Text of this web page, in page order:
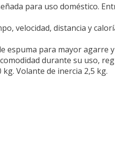
para uso doméstico.
velocidad, distancia y
espuma para mayor agarre
durante su uso,
kg. Volante de inercia 2,5 kg.